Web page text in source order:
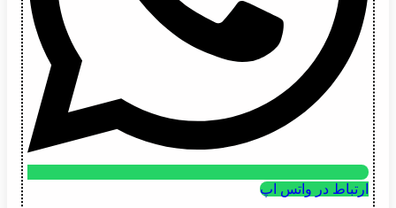
ارتباط در واتس اپ